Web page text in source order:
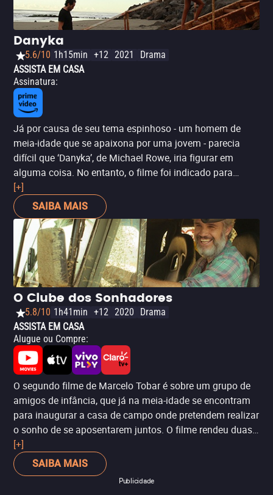
Danyka
5.6/10 1h15min +12 2021
Drama
ASSISTA EM CASA
Assinatura:
Já por causa de seu tema espinhoso - um homem de
meia-idade que se apaixona por uma jovem - parecia
difícil que ‘Danyka’, de Michael Rowe, iria figurar em
alguma coisa. No entanto, o filme foi indicado para
Melhor Ator para Demián Bichir.
[+]
SAIBA MAIS
O Clube dos Sonhadores
5.8/10 1h41min +12 2020
Drama
ASSISTA EM CASA
Alugue ou Compre:
O segundo filme de Marcelo Tobar é sobre um grupo de
amigos de infância, que já na meia-idade se encontram
para inaugurar a casa de campo onde pretendem realizar
o sonho de se aposentarem juntos. O filme rendeu duas
indicações ao Ariel nas categorias de atuação: Melhor
Ator por Juan Pablo Medina e Melhor Atriz por Nailea
Norvind.
[+]
SAIBA MAIS
Publicidade